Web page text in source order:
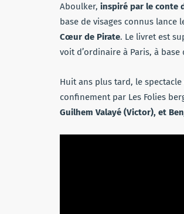
Aboulker, inspiré par le conte
base de visages connus
Cœur de Pirate. Le livret est
voit d’ordinaire à Paris, à base
Huit ans plus tard, le
confinement par Les Folies
Guilhem Valayé (Victor), et